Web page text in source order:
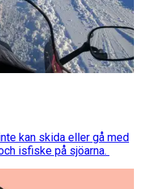
kan skida eller gå med
isfiske på sjöarna.